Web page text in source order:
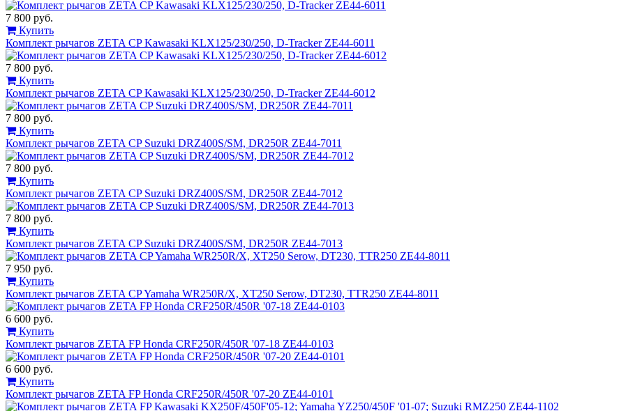
7 800 руб.
Купить
Комплект рычагов ZETA CP Kawasaki KLX125/230/250, D-Tracker ZE44-6011
7 800 руб.
Купить
Комплект рычагов ZETA CP Kawasaki KLX125/230/250, D-Tracker ZE44-6012
7 800 руб.
Купить
Комплект рычагов ZETA CP Suzuki DRZ400S/SM, DR250R ZE44-7011
7 800 руб.
Купить
Комплект рычагов ZETA CP Suzuki DRZ400S/SM, DR250R ZE44-7012
7 800 руб.
Купить
Комплект рычагов ZETA CP Suzuki DRZ400S/SM, DR250R ZE44-7013
7 950 руб.
Купить
Комплект рычагов ZETA CP Yamaha WR250R/X, XT250 Serow, DT230, TTR250 ZE44-8011
6 600 руб.
Купить
Комплект рычагов ZETA FP Honda CRF250R/450R '07-18 ZE44-0103
6 600 руб.
Купить
Комплект рычагов ZETA FP Honda CRF250R/450R '07-20 ZE44-0101